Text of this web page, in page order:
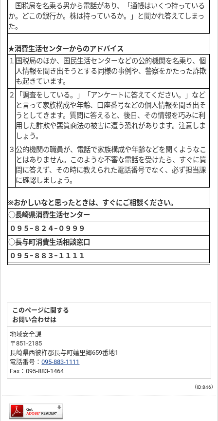
国税局を名乗る男から電話があり、「通帳はいくつ持っている
か。どこの銀行か。株は持っているか。」と聞かれ答えてしまっ
た。
★消費生活センターからのアドバイス
１ 国税局のほか、国民生活センターなどの公的機関を名乗り、個
人情報を聞き出そうとする同様の事例や、警察をかたった詐欺
も起きています。
２
「調査をしている。」「アンケートに答えてください。」など
と言って家族構成や年齢、口座番号などの個人情報を聞き出そ
うとしてきます。質問に答えると、後日、その情報を巧みに利
用した詐欺や悪質商法の被害に遭う恐れがあります。注意しま
しょう。
３ 公的機関の職員が、電話で家族構成や年齢などを聞くようなこ
とはありません。このような不審な電話を受けたら、すぐに質
問に答えず、その時に教えられた電話番号でなく、必ず担当課
に確認しましょう。
※おかしいなと思ったときは、すぐにご相談ください。
○長崎県消費生活センター
０９５−８２４−０９９９
○長与町消費生活相談窓口
０９５−８８３−１１１１
このページに関する
お問い合わせは
地域安全課
〒851-2185
長崎県西彼杵郡長与町嬉里郷659番地1
電話番号：095-883-1111
Fax：095-883-1464
（ID:846）